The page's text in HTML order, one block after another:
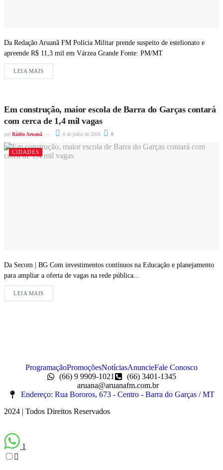
Da Redação Aruanã FM Polícia Militar prende suspeito de estelionato e
apreende R$ 11,3 mil em Várzea Grande Fonte: PM/MT
LEIA MAIS
Em construção, maior escola de Barra do Garças contará
com cerca de 1,4 mil vagas
por Rádio Aruanã 8 de julho de 2026 0
CIDADES
Da Secom | BG Com investimentos contínuos na Educação e planejamento
para ampliar a oferta de vagas na rede pública...
LEIA MAIS
ProgramaçãoPromoçõesNotíciasAnuncieFale Conosco
(66) 9 9909-1021
(66) 3401-1345
aruana@aruanafm.com.br
Endereço: Rua Bororos, 673 - Centro - Barra do Garças / MT
2024 | Todos Direitos Reservados
1